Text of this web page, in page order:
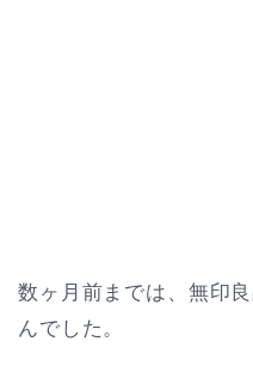
数ヶ月前までは、無印
んでした。